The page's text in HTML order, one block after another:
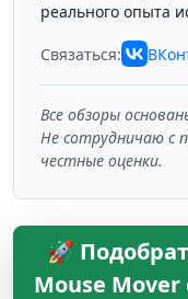
реального опыта
Связаться:
Все обзоры
Не сотрудничаю с
честные оценки.
🚀
Mouse